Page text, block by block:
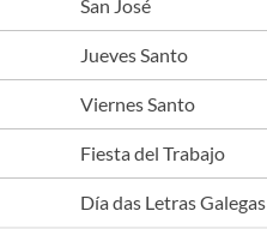
San José
Jueves Santo
Viernes Santo
Fiesta del Trabajo
Día das Letras Galegas